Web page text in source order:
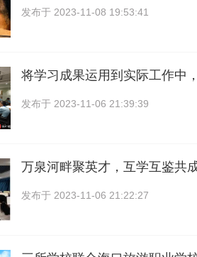
发布于 2023-11-08 19:53:41
将学习成果运用到实际工作中
发布于 2023-11-06 21:39:39
万泉河畔聚英才，互学互鉴共
发布于 2023-11-06 21:22:27